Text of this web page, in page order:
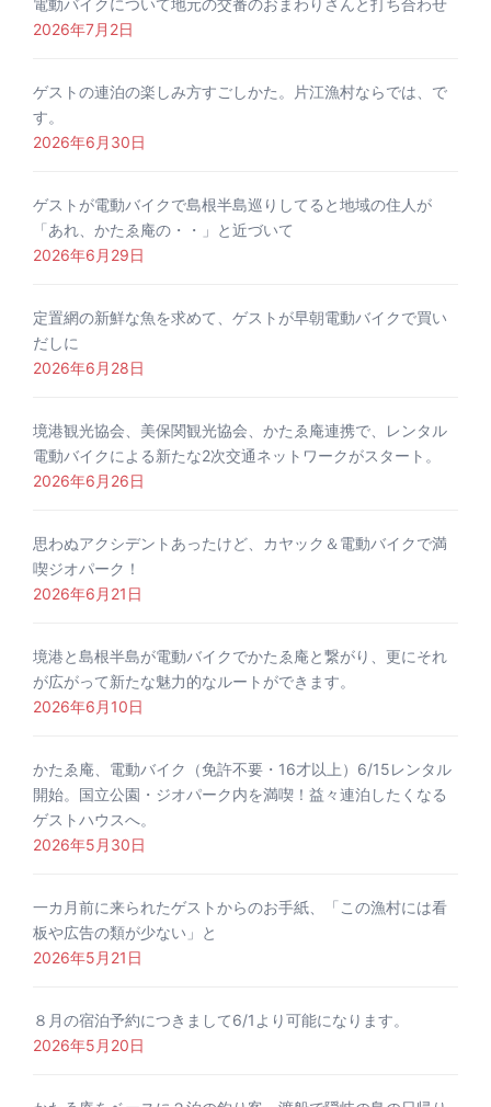
電動バイクについて地元の交番のおまわりさんと打ち合わせ
2026年7月2日
ゲストの連泊の楽しみ方すごしかた。片江漁村ならでは、で
す。
2026年6月30日
ゲストが電動バイクで島根半島巡りしてると地域の住人が
「あれ、かたゑ庵の・・」と近づいて
2026年6月29日
定置網の新鮮な魚を求めて、ゲストが早朝電動バイクで買い
だしに
2026年6月28日
境港観光協会、美保関観光協会、かたゑ庵連携で、レンタル
電動バイクによる新たな2次交通ネットワークがスタート。
2026年6月26日
思わぬアクシデントあったけど、カヤック＆電動バイクで満
喫ジオパーク！
2026年6月21日
境港と島根半島が電動バイクでかたゑ庵と繋がり、更にそれ
が広がって新たな魅力的なルートができます。
2026年6月10日
かたゑ庵、電動バイク（免許不要・16才以上）6/15レンタル
開始。国立公園・ジオパーク内を満喫！益々連泊したくなる
ゲストハウスへ。
2026年5月30日
一カ月前に来られたゲストからのお手紙、「この漁村には看
板や広告の類が少ない」と
2026年5月21日
８月の宿泊予約につきまして6/1より可能になります。
2026年5月20日